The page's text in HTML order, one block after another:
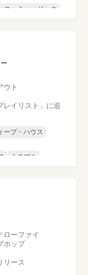
ス・ミュージック
ウト
レイリスト」に追
ープ・ハウス
ミニマル
ローファイ
ホップ
リース